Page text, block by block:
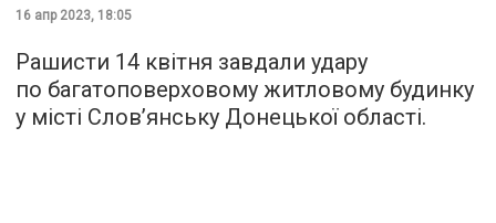
16 апр 2023, 18:05
Рашисти 14 квітня завдали удару
по багатоповерховому житловому будинку
у місті Слов’янську Донецької області.